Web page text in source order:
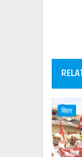
बिहार